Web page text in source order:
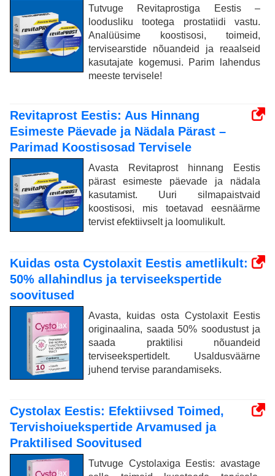
Tutvuge Revitaprostiga Eestis –
loodusliku tootega prostatiidi vastu.
Analüüsime koostisosi, toimeid,
tervisearstide nõuandeid ja reaalseid
kasutajate kogemusi. Parim lahendus
meeste tervisele!
Revitaprost Eestis: Aus Hinnang
Esimeste Päevade ja Nädala Pärast –
Parimad Koostisosad Tervisele
Avasta Revitaprost hinnang Eestis
pärast esimeste päevade ja nädala
kasutamist. Uuri silmapaistvaid
koostisosi, mis toetavad eesnäärme
tervist efektiivselt ja loomulikult.
Kuidas osta Cystolaxit Eestis ametlikult:
50% allahindlus ja terviseekspertide
soovitused
Avasta, kuidas osta Cystolaxit Eestis
originaalina, saada 50% soodustust ja
saada praktilisi nõuandeid
terviseekspertidelt. Usaldusväärne
juhend tervise parandamiseks.
Cystolax Eestis: Efektiivsed Toimed,
Tervishoiuekspertide Arvamused ja
Praktilised Soovitused
Tutvuge Cystolaxiga Eestis: avastage